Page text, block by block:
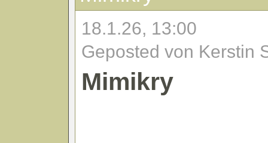
18.1.26, 13:00
Geposted von Kerstin
Mimikry